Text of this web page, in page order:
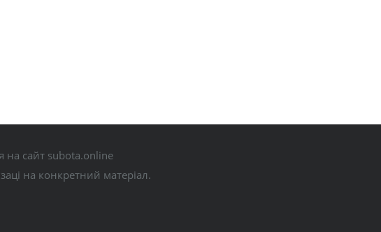
на сайт subota.online
на конкретний матеріал.